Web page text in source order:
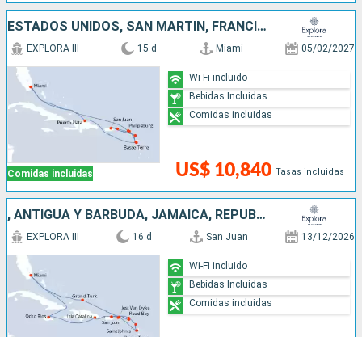
ESTADOS UNIDOS, SAN MARTÍN, FRANCIA, ANTIGUA Y BARBUDA, PUERTO RICO, REPÚBLICA DOMINICANA
Comidas incluidas
EXPLORA III 15 d Miami 05/02/2027
US$ 10,840 Tasas incluidas
Wi-Fi incluido
Bebidas Incluidas
Comidas incluidas
, ANTIGUA Y BARBUDA, JAMAICA, REPÚBLICA DOMINICANA, SAN MARTÍN, ESTADOS UNIDOS, PUERTO RICO
EXPLORA III 16 d San Juan 13/12/2026
Wi-Fi incluido
Bebidas Incluidas
Comidas incluidas